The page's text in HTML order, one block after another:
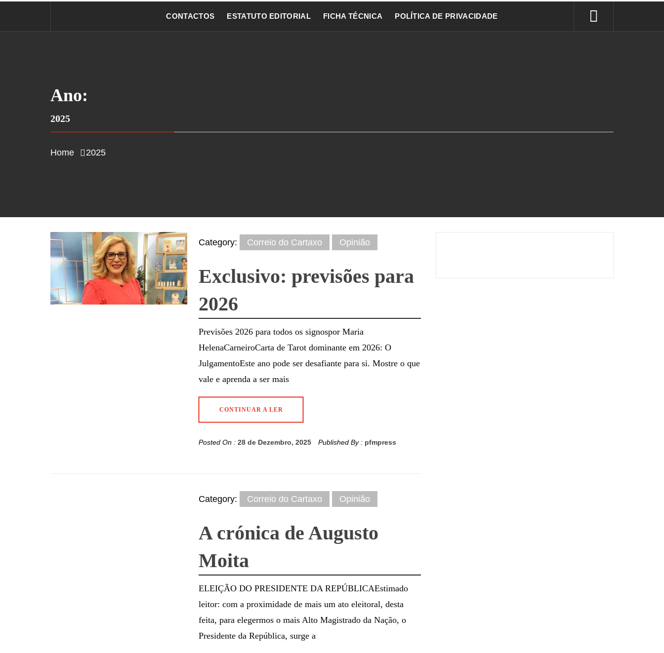
CONTACTOS ESTATUTO EDITORIAL FICHA TÉCNICA POLÍTICA DE PRIVACIDADE
Ano:
2025
Home 2025
Category: Correio do Cartaxo Opinião
Exclusivo: previsões para
2026
Previsões 2026 para todos os signospor Maria
HelenaCarneiroCarta de Tarot dominante em 2026: O
JulgamentoEste ano pode ser desafiante para si. Mostre o que
vale e aprenda a ser mais
CONTINUAR A LER
Posted On : 28 de Dezembro, 2025 Published By : pfmpress
Category: Correio do Cartaxo Opinião
A crónica de Augusto
Moita
ELEIÇÃO DO PRESIDENTE DA REPÚBLICAEstimado
leitor: com a proximidade de mais um ato eleitoral, desta
feita, para elegermos o mais Alto Magistrado da Nação, o
Presidente da República, surge a